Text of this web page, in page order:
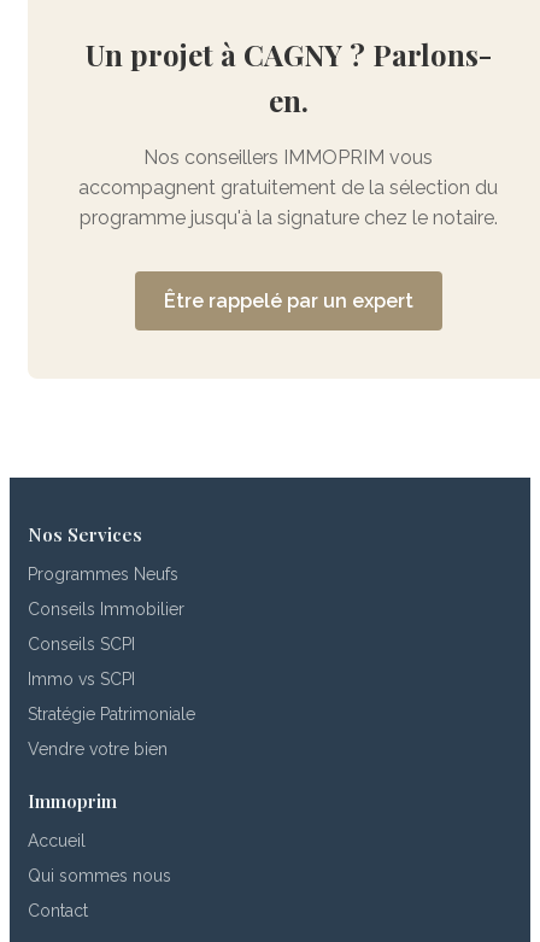
Un projet à CAGNY ? Parlons-
en.
Nos conseillers IMMOPRIM vous
accompagnent gratuitement de la sélection du
programme jusqu'à la signature chez le notaire.
Être rappelé par un expert
Nos Services
Programmes Neufs
Conseils Immobilier
Conseils SCPI
Immo vs SCPI
Stratégie Patrimoniale
Vendre votre bien
Immoprim
Accueil
Qui sommes nous
Contact